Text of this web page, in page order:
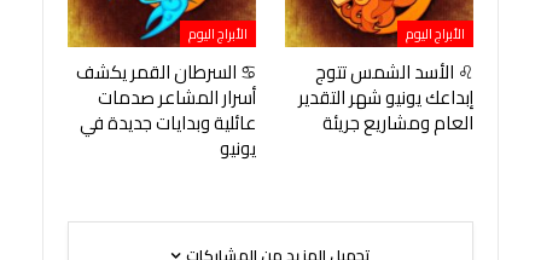
الأبراج اليوم
♌ الأسد الشمس تتوج
إبداعك يونيو شهر التقدير
العام ومشاريع جريئة
الأبراج اليوم
♋ السرطان القمر يكشف
أسرار المشاعر صدمات
عائلية وبدايات جديدة في
يونيو